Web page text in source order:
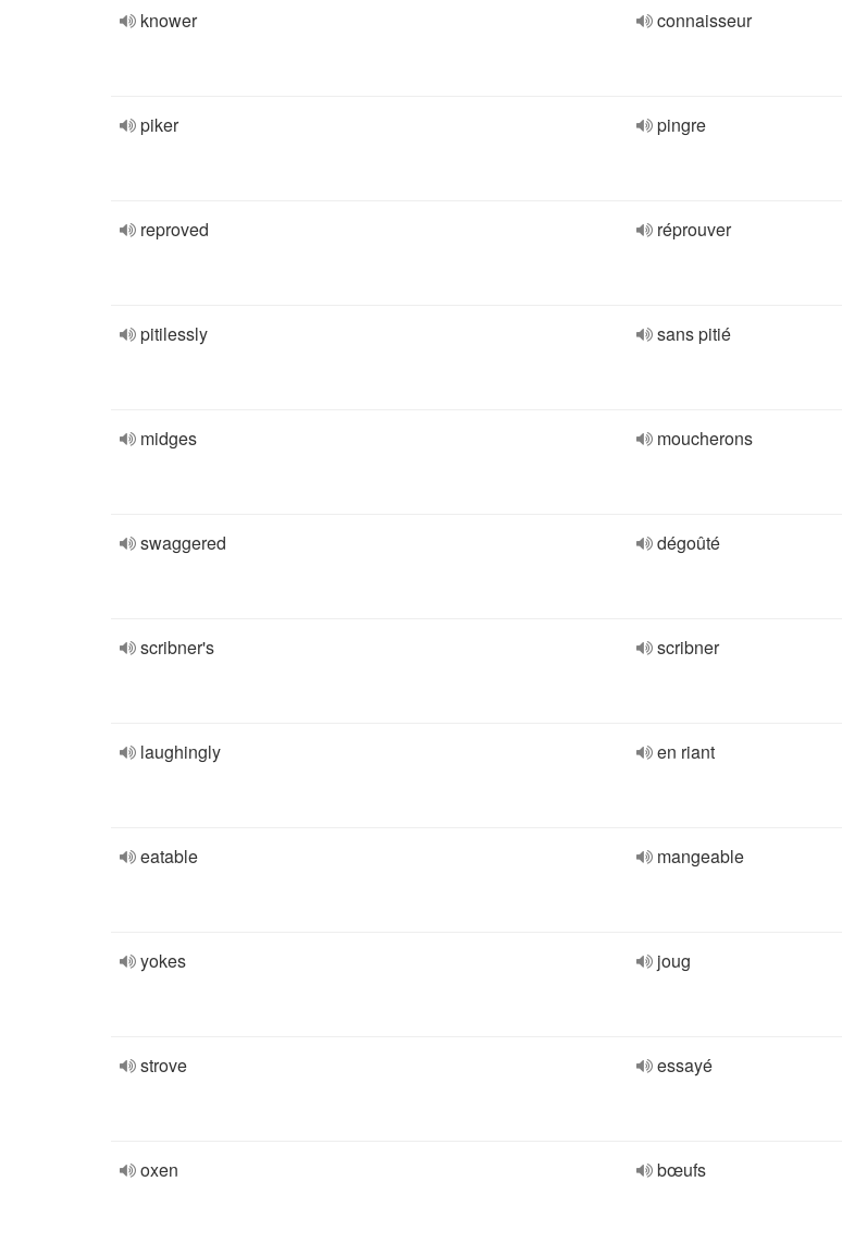
knower connaisseur
piker pingre
reproved réprouver
pitilessly sans pitié
midges moucherons
swaggered dégoûté
scribner's scribner
laughingly en riant
eatable mangeable
yokes joug
strove essayé
oxen bœufs